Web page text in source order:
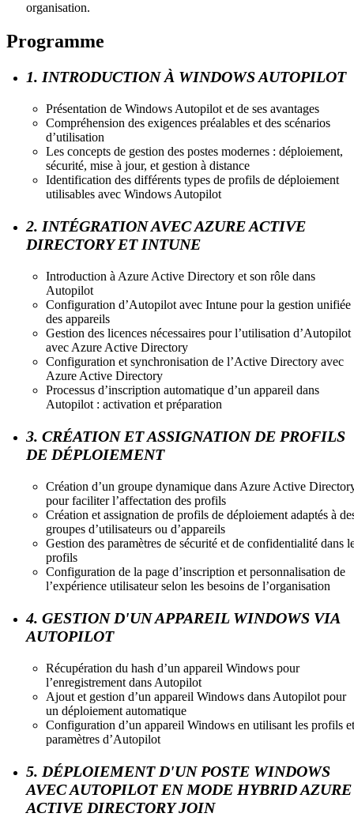
organisation.
Programme
1. INTRODUCTION À WINDOWS AUTOPILOT
Présentation de Windows Autopilot et de ses avantages
Compréhension des exigences préalables et des scénarios
d’utilisation
Les concepts de gestion des postes modernes : déploiement,
sécurité, mise à jour, et gestion à distance
Identification des différents types de profils de déploiement
utilisables avec Windows Autopilot
2. INTÉGRATION AVEC AZURE ACTIVE
DIRECTORY ET INTUNE
Introduction à Azure Active Directory et son rôle dans
Autopilot
Configuration d’Autopilot avec Intune pour la gestion unifiée
des appareils
Gestion des licences nécessaires pour l’utilisation d’Autopilot
avec Azure Active Directory
Configuration et synchronisation de l’Active Directory avec
Azure Active Directory
Processus d’inscription automatique d’un appareil dans
Autopilot : activation et préparation
3. CRÉATION ET ASSIGNATION DE PROFILS
DE DÉPLOIEMENT
Création d’un groupe dynamique dans Azure Active
pour faciliter l’affectation des profils
Création et assignation de profils de déploiement adaptés à
groupes d’utilisateurs ou d’appareils
Gestion des paramètres de sécurité et de confidentialité dans
profils
Configuration de la page d’inscription et personnalisation de
l’expérience utilisateur selon les besoins de l’organisation
4. GESTION D'UN APPAREIL WINDOWS VIA
AUTOPILOT
Récupération du hash d’un appareil Windows pour
l’enregistrement dans Autopilot
Ajout et gestion d’un appareil Windows dans Autopilot pour
un déploiement automatique
Configuration d’un appareil Windows en utilisant les profils et
paramètres d’Autopilot
5. DÉPLOIEMENT D'UN POSTE WINDOWS
AVEC AUTOPILOT EN MODE HYBRID AZURE
ACTIVE DIRECTORY JOIN